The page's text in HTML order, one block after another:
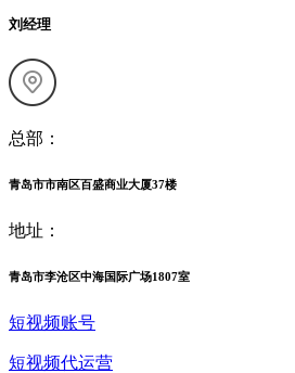
刘经理
总部：
青岛市市南区百盛商业大厦37楼
地址：
青岛市李沧区中海国际广场1807室
短视频账号
短视频代运营